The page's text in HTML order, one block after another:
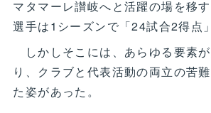
マタマーレ讃岐へと活躍の場を移
選手は1シーズンで「24試合2得点
しかしそこには、あらゆる要素
り、クラブと代表活動の両立の苦
た姿があった。